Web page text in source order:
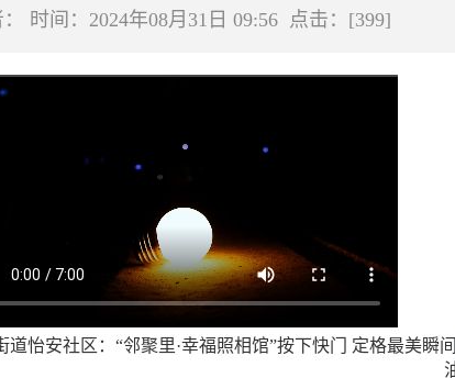
： 时间：2024年08月31日 09:56 点击：[399]
道怡安社区：“邻聚里·幸福照相馆”按下快门 定格最美瞬间